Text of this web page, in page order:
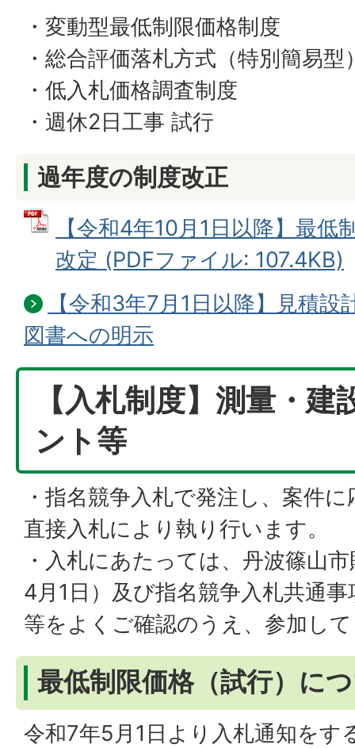
・変動型最低制限価格制度
・総合評価落札方式（特別簡易型
・低入札価格調査制度
・週休2日工事 試行
過年度の制度改正
【令和4年10月1日以降】最低
改定 (PDFファイル: 107.4KB)
【令和3年7月1日以降】見積
図書への明示
【入札制度】測量・
ント等
・指名競争入札で発注し、案件
直接入札により執り行います。
・入札にあたっては、丹波篠山
4月1日）及び指名競争入札共通
等をよくご確認のうえ、参加し
最低制限価格（試行）に
令和7年5月1日より入札通知をす